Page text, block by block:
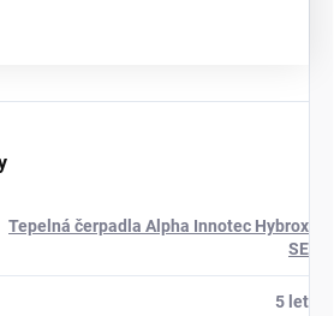
Tepelná čerpadla Alpha Innotec Hybrox
SE
5 let